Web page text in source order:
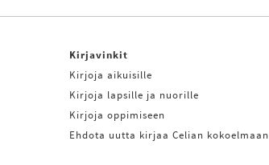
Kirjavinkit
Kirjoja aikuisille
Kirjoja lapsille ja nuorille
Kirjoja oppimiseen
Ehdota uutta kirjaa Celian kokoelmaan